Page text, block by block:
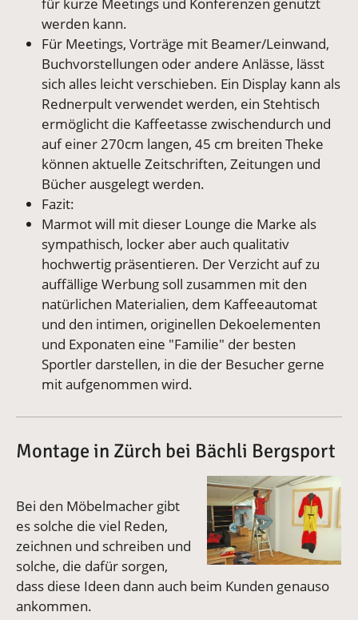
werden kann.
Für Meetings, Vorträge mit Beamer/Leinwand,
Buchvorstellungen oder andere Anlässe, lässt
sich alles leicht verschieben. Ein Display kann als
Rednerpult verwendet werden, ein Stehtisch
ermöglicht die Kaffeetasse zwischendurch und
auf einer 270cm langen, 45 cm breiten Theke
können aktuelle Zeitschriften, Zeitungen und
Bücher ausgelegt werden.
Fazit:
Marmot will mit dieser Lounge die Marke als
sympathisch, locker aber auch qualitativ
hochwertig präsentieren. Der Verzicht auf zu
auffällige Werbung soll zusammen mit den
natürlichen Materialien, dem Kaffeeautomat
und den intimen, originellen Dekoelementen
und Exponaten eine "Familie" der besten
Sportler darstellen, in die der Besucher gerne
mit aufgenommen wird.
Montage in Zürch bei Bächli Bergsport
Vergrößerte Version
Bei den Möbelmacher gibt
es solche die viel Reden,
zeichnen und schreiben und
solche, die dafür sorgen,
dass diese Ideen dann auch beim Kunden genauso
ankommen.